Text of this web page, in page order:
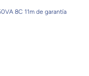
8C 11m de garantía